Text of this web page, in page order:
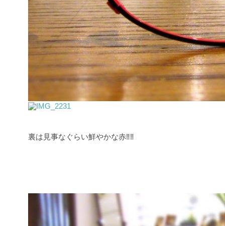
裏は見事なぐらい鮮やかな赤‼‼